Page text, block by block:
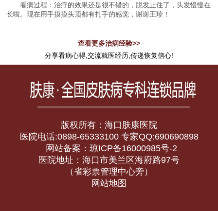
看病过程：治疗的效果还是很不错的，脱发止住了，头发慢慢在
长啦。现在用手摸摸头顶都有扎手的感觉，谢谢王珍！
查看更多治病经验>>
分享看病心得,交流就医经历,传递恢复信心!
版权所有：海口肤康医院
医院电话:0898-65333100 专家QQ:690690898
网站备案：琼ICP备16000985号-2
医院地址：海口市美兰区海府路97号
（省彩票管理中心旁）
网站地图